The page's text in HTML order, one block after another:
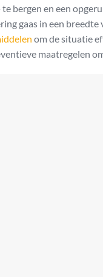
bergen en een
gaas in een breedte
om de situatie
maatregelen